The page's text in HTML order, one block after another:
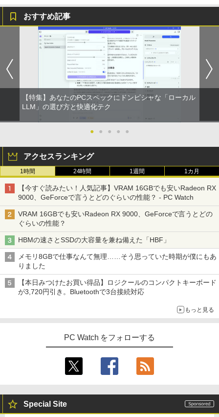
料無料
￥24,000
夢をかなえるゾウ 子ども版1 おかしな
神様ガネーシャとひみつの教え [ 水野敬
也 ]
￥1,650
【予約】和山やま 作品4冊セット 小冊子
12月11日発売予定】 わやまやま 夢中さ
君に カラオケ行こ ファミレス行こ 特典
￥11,000
3
【全巻】 日本三國 1-7巻セット （裏少年
サンデーコミックス） [ 松木 いっか ]
￥5,478
4
[新品]シティーハンター CITY HUNTER
セット
￥25,520
ャンプコミックス） [ 古舘春一 ]
￥25,828
おすすめ記事
【特集】あなたのPCスペックにドンピシャな「ローカル
LLM」の選び方と快適化テク
● ● ● ● ●
アクセスランキング
1時間 24時間 1週間 1カ月
【今すぐ読みたい！人気記事】VRAM 16GBでも安いRadeon RX
9000、GeForceで言うとどのぐらいの性能？ - PC Watch
VRAM 16GBでも安いRadeon RX 9000、GeForceで言うとどの
ぐらいの性能？
HBMの速さとSSDの大容量を兼ね備えた「HBF」
メモリ8GBで仕事なんて無理……そう思っていた時期が僕にもあ
りました
【本日みつけたお買い得品】ロジクールのコンパクトキーボード
が3,720円引き。Bluetoothで3台接続対応
もっと見る
PC Watch をフォローする
Special Site